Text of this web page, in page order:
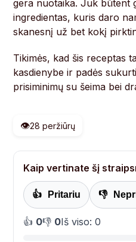
gera nuotaika. Juk būtent
ingredientas, kuris daro
skanesnį už bet kokį
Tikimės, kad šis receptas
kasdienybe ir padės
prisiminimų su šeima bei
👁️28 peržiūrų
Kaip vertinate šį
👍 Pritariu 👎
👍 0👎 0Iš viso: 0